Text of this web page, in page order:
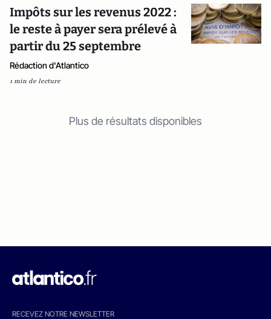
Impôts sur les revenus 2022 :
le reste à payer sera prélevé à
partir du 25 septembre
Rédaction d'Atlantico
1 min de lecture
Plus de résultats disponibles
RECEVEZ NOTRE NEWSLETTER